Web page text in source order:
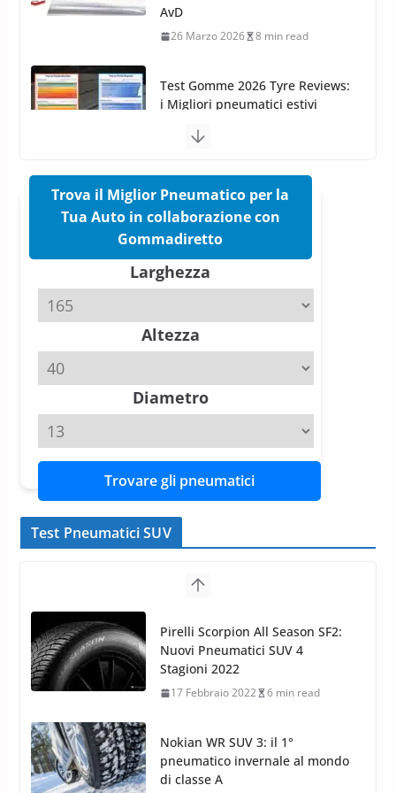
i Migliori pneumatici estivi
sportivi a confronto
Pirelli Cinturato 2026: due
confermano il salto tecnico del
Pirelli P Zero Trofeo RS: per
Tyre Reviews è la gomma semi-
slick da battere
Michelin Pilot Sport 4 S – Test
su Range Rover Sport D350 HST
11 Aprile 2026 15 min read
Trova il Miglior Pneumatico per la
Tua Auto in collaborazione con
Gommadiretto
Larghezza
Altezza
Diametro
Trovare gli pneumatici
Test Pneumatici SUV
Nokian WR SUV 3: il 1°
pneumatico invernale al mondo
di classe A
13 Maggio 2015 2 min read
Nokian WR SUV 3: nuovi
Pneumatici Invernali HP per
condizioni invernali difficili